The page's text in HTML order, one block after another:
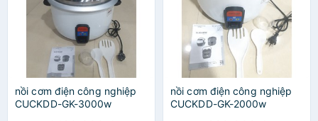
nồi cơm điện công nghiệp
CUCKDD-GK-3000w
nồi cơm điện công nghiệp
CUCKDD-GK-2000w